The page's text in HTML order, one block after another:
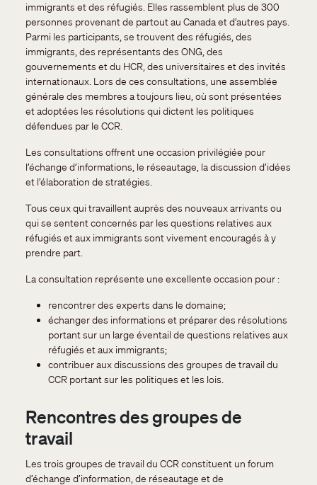
immigrants et des réfugiés. Elles rassemblent plus de 300
personnes provenant de partout au Canada et d’autres pays.
Parmi les participants, se trouvent des réfugiés, des
immigrants, des représentants des ONG, des
gouvernements et du HCR, des universitaires et des invités
internationaux. Lors de ces consultations, une assemblée
générale des membres a toujours lieu, où sont présentées
et adoptées les résolutions qui dictent les politiques
défendues par le CCR.
Les consultations offrent une occasion privilégiée pour
l’échange d’informations, le réseautage, la discussion d’idées
et l’élaboration de stratégies.
Tous ceux qui travaillent auprès des nouveaux arrivants ou
qui se sentent concernés par les questions relatives aux
réfugiés et aux immigrants sont vivement encouragés à y
prendre part.
La consultation représente une excellente occasion pour :
rencontrer des experts dans le domaine;
échanger des informations et préparer des résolutions
portant sur un large éventail de questions relatives aux
réfugiés et aux immigrants;
contribuer aux discussions des groupes de travail du
CCR portant sur les politiques et les lois.
Rencontres des groupes de
travail
Les trois groupes de travail du CCR constituent un forum
d’échange d’information, de réseautage et de